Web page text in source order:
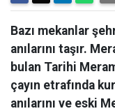
Bazı mekanlar
anılarını taşır.
bulan Tarihi
çayın etrafında
anılarını ve eski